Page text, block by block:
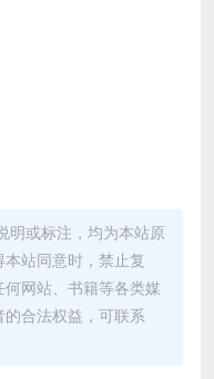
明或标注，均为本站原
站同意时，禁止复
网站、书籍等各类媒
合法权益，可联系